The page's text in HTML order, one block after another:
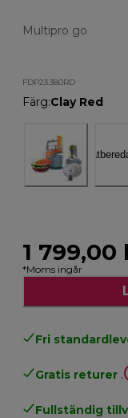
Multipro go
FDP23.380RD
Färg:Clay Red
1 799,00
*Moms ingår
Fri
Gratis returer .
Fullständig